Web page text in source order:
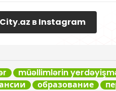
в Instagram
müəllimlərin
образование